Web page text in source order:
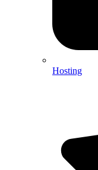
Hosting